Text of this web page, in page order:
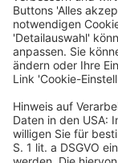
betroffenen
erklären, ob
geringe Zinsen
die Banken
Rechtsprechung
dem Jahr 2010
berücksichtigt.